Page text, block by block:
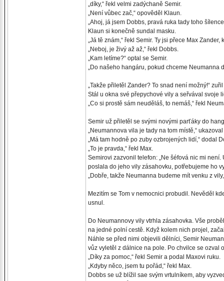
„díky,“ řekl velmi zadýchaně Semir.
„Není vůbec zač,“ opověděl Klaun.
„Ahoj, já jsem Dobbs, pravá ruka tady toho
Klaun si konečně sundal masku.
„Já tě znám,“ řekl Semir. Ty jsi přece Max
„Neboj, je živý až až,“ řekl Dobbs.
„Kam letíme?“ optal se Semir.
„Do našeho hangáru, pokud chceme Neumanna
„Takže přiletěl Zander? To snad není možný!“
Stál u okna své přepychové vily a seřvával svoje
„Co si prostě sám neuděláš, to nemáš,“ řekl
Semir už přiletěl se svými novými parťáky do
„Neumannova vila je tady na tom místě,“
„Má tam hodně po zuby ozbrojených lidí,“ dodal
„To je pravda,“ řekl Max.
Semirovi zazvonil telefon: „Ne šéfová nic mi
poslala do jeho vily zásahovku, potřebujeme ho
„Dobře, takže Neumanna budeme mít venku z
Mezitím se Tom v nemocnici probudil. Nevěděl
usnul.
Do Neumannovy vily vtrhla zásahovka. Vše
na jedné polní cestě. Když kolem nich projel,
Náhle se před nimi objevili dělníci, Semir
vůz vyletěl z dálnice na pole. Po chvilce se ozval
„Díky za pomoc,“ řekl Semir a podal Maxovi ruku.
„Kdyby něco, jsem tu pořád,“ řekl Max.
Dobbs se už blížil sae svým vrtulníkem, aby